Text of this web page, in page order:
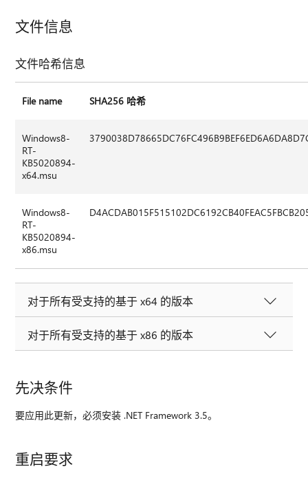
文件信息
文件哈希信息
File name SHA256 哈希
Windows8-
RT-
KB5020894-
x64.msu
Windows8-
RT-
KB5020894-
x86.msu
对于所有受支持的基于 x64 的版本
对于所有受支持的基于 x86 的版本
先决条件
要应用此更新，必须安装 .NET Framework 3.5。
重启要求